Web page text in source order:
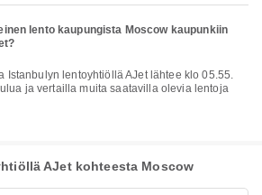
lento kaupungista Moscow kaupunkiin
ja vertailla muita saatavilla olevia lentoja
AJet kohteesta Moscow